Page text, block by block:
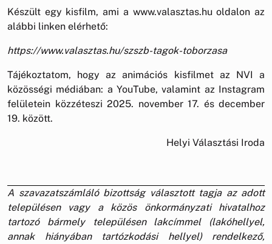
Készült egy kisfilm, ami a www.valasztas.hu oldalon az
alábbi linken elérhető:
https://www.valasztas.hu/szszb-tagok-toborzasa
Tájékoztatom, hogy az animációs kisfilmet az NVI a
közösségi médiában: a YouTube, valamint az Instagram
felületein közzéteszi 2025. november 17. és december
19. között.
Helyi Választási Iroda
A szavazatszámláló bizottság választott tagja az adott
településen vagy a közös önkormányzati hivatalhoz
tartozó bármely településen lakcímmel (lakóhellyel,
annak hiányában tartózkodási hellyel) rendelkező,